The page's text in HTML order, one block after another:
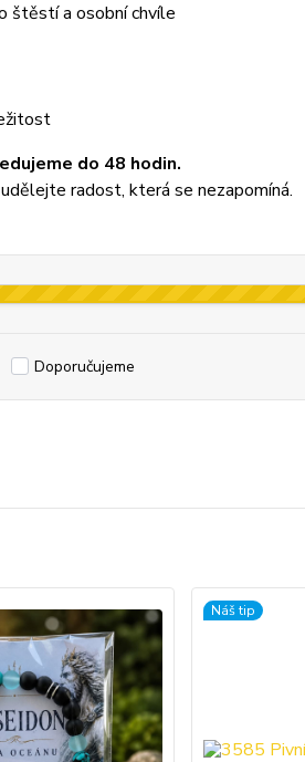
štěstí a osobní chvíle
do 48 hodin.
radost, která se nezapomíná.
Doporučujeme
Náš tip